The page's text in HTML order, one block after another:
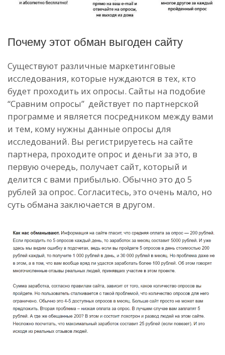
Почему этот обман выгоден сайту
Существуют различные маркетинговые
исследования, которые нуждаются в тех, кто
будет проходить их опросы. Сайты на подобие
“Сравним опросы” действует по партнерской
программе и является посредником между вами
и тем, кому нужны данные опросы для
исследований. Вы регистрируетесь на сайте
партнера, проходите опрос и деньги за это, в
первую очередь, получает сайт, который и
делится с вами прибылью. Обычно это до 5
рублей за опрос. Согласитесь, это очень мало, но
суть обмана заключается в другом.